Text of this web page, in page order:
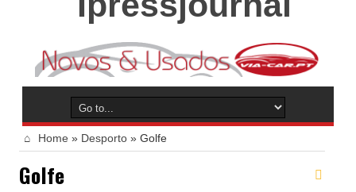
Home » Desporto » Golfe
Golfe